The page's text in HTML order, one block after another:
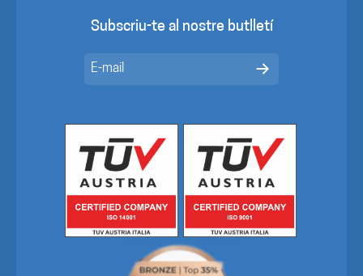
Subscriu-te al nostre butlletí